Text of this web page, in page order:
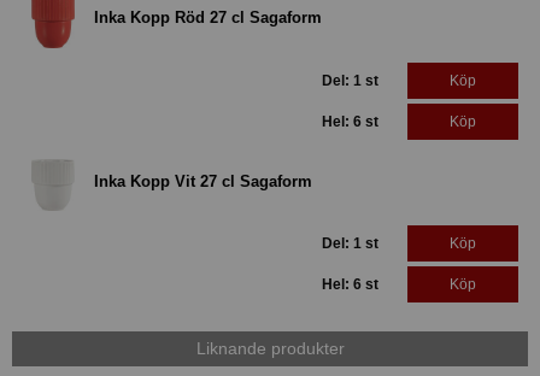
Inka Kopp Röd 27 cl Sagaform
Del: 1 st Köp
Hel: 6 st Köp
Inka Kopp Vit 27 cl Sagaform
Del: 1 st Köp
Hel: 6 st Köp
Liknande produkter